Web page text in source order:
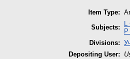
Item Type:
Subjects:
L
Divisions:
Depositing User: